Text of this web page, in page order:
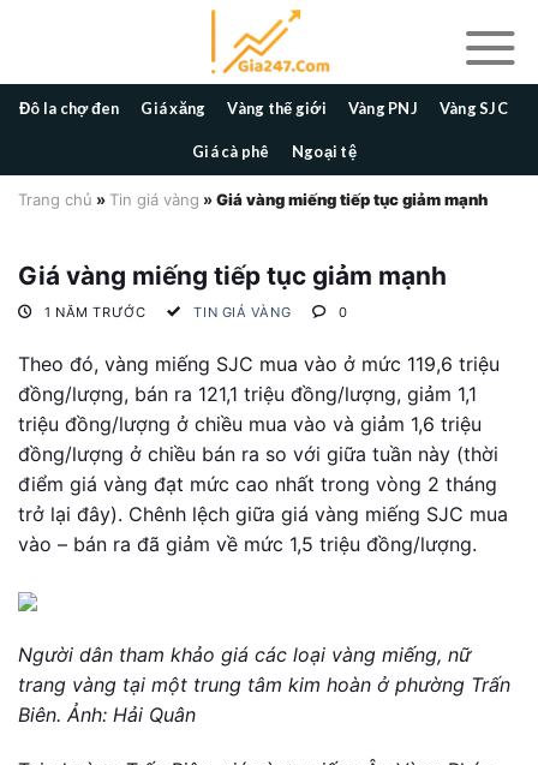
Đô la chợ đen Giá xăng Vàng thế giới Vàng PNJ Vàng SJC
Giá cà phê Ngoại tệ
Trang chủ » Tin giá vàng »Giá vàng miếng tiếp tục giảm mạnh
Giá vàng miếng tiếp tục giảm mạnh
1 NĂM TRƯỚC TIN GIÁ VÀNG 0
Theo đó, vàng miếng SJC mua vào ở mức 119,6 triệu
đồng/lượng, bán ra 121,1 triệu đồng/lượng, giảm 1,1
triệu đồng/lượng ở chiều mua vào và giảm 1,6 triệu
đồng/lượng ở chiều bán ra so với giữa tuần này (thời
điểm giá vàng đạt mức cao nhất trong vòng 2 tháng
trở lại đây). Chênh lệch giữa giá vàng miếng SJC mua
vào – bán ra đã giảm về mức 1,5 triệu đồng/lượng.
Người dân tham khảo giá các loại vàng miếng, nữ
trang vàng tại một trung tâm kim hoàn ở phường Trấn
Biên. Ảnh: Hải Quân